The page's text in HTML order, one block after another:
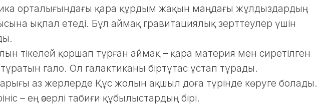
орталығындағы қара құрдым жақын маңдағы жұлдыздардың
ықпал етеді. Бұл аймақ гравитациялық зерттеулер үшін
тікелей қоршап тұрған аймақ – қара материя мен сиретілген
гало. Ол галактиканы біртұтас ұстап тұрады.
аз жерлерде Құс жолын ақшыл доға түрінде көруге болады.
– ең әсерлі табиғи құбылыстардың бірі.